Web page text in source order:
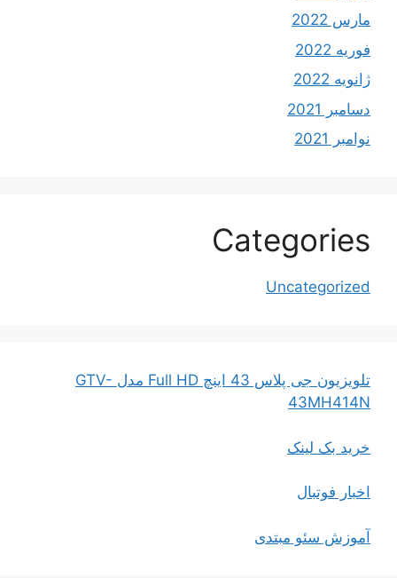
مارس 2022
فوریه 2022
ژانویه 2022
دسامبر 2021
نوامبر 2021
Categories
Uncategorized
تلویزیون جی پلاس 43 اینچ Full HD مدل GTV-
43MH414N
خرید بک لینک
اخبار فوتبال
آموزش سئو مبتدی